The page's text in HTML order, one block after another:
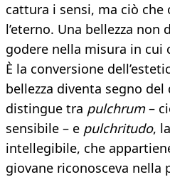
cattura i sensi, ma ciò che
l’eterno. Una bellezza non
godere nella misura in cui
È la conversione
bellezza diventa segno
distingue tra pulchrum–
sensibile – e pulchritudo,
intellegibile, che
giovane riconosceva nella